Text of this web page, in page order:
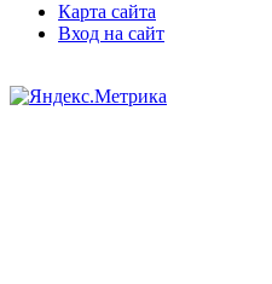
Карта сайта
Вход на сайт